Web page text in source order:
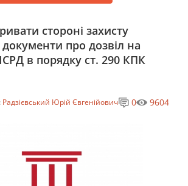
стороні захисту
про дозвіл на
в порядку ст. 290 КПК
Радзієвський Юрій Євгенійович
0 9604